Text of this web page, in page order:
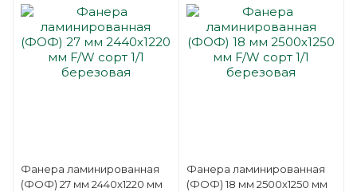
Фанера ламинированная
(ФОФ) 27 мм 2440х1220 мм
Фанера ламинированная
(ФОФ) 18 мм 2500х1250 мм